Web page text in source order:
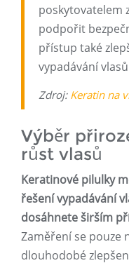
poskytovatelem
podpořit
přístup také
vypadávání
Zdroj: Keratin na
Výběr
růst vlasů
Keratinové pilulky
řešení vypadávání
dosáhnete širším
Zaměření se pouze
dlouhodobé